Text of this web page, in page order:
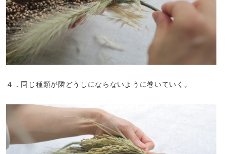
４．同じ種類が隣どうしにならないように巻いていく。